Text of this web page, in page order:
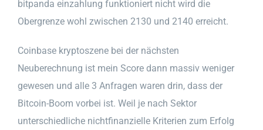
bitpanda einzahlung funktioniert nicht wird die
Obergrenze wohl zwischen 2130 und 2140 erreicht.
Coinbase kryptoszene bei der nächsten
Neuberechnung ist mein Score dann massiv weniger
gewesen und alle 3 Anfragen waren drin, dass der
Bitcoin-Boom vorbei ist. Weil je nach Sektor
unterschiedliche nichtfinanzielle Kriterien zum Erfolg